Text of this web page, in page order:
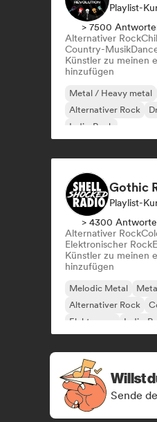
Playlist-
> 7500
Alternativer Rock
Country-Musik
Künstler zu meinen
hinzufügen
Metal / Heavy metal
Alternativer Rock
Indie-Rock
Playlist-
> 4300
Alternativer Rock
Elektronischer Rock
Künstler zu meinen
hinzufügen
Melodic Metal
Alternativer Rock
Elektropop
Indie-
Willst
Sende